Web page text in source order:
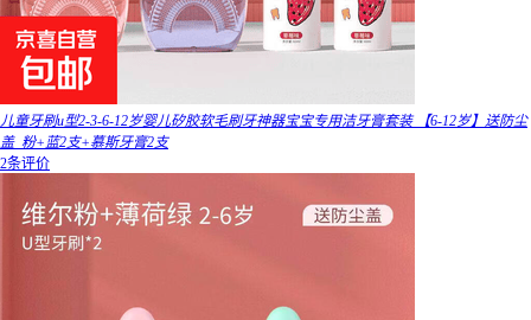
儿童牙刷u型2-3-6-12岁婴儿矽胶软毛刷牙神器宝宝专用洁牙膏套装 【6-12岁】送防尘
盖_粉+蓝2支+慕斯牙膏2支
2条评价